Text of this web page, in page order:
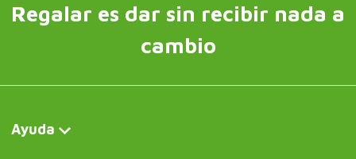
Regalar es dar sin recibir nada a
cambio
Ayuda